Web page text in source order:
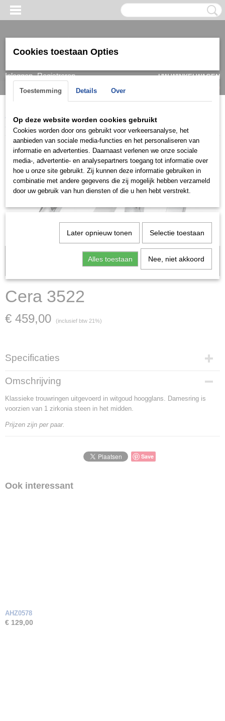
Inloggen Registreren
UW WINKELWAGEN
(0)
Home > > Trouwringen / Wedding Cera collectie
3522
Let op: het kan voorkomen dat het product onlangs in de zaak is
verkocht; in dat geval nemen wij contact met u op.
Cera 3522
€ 459,00 (inclusief btw 21%)
Specificaties
Artikelnummer
Cera 3522
Materiaal
witgoud
Goud Karaat
14 Karaat
Omschrijving
Klassieke trouwringen uitgevoerd in witgoud hoogglans. Damesring is
voorzien van 1 zirkonia steen in het midden.
Prijzen zijn per paar.
Save
Ook interessant
AHZ0578
€ 129,00
Cookies toestaan Opties
Toestemming Details Over
Op deze website worden cookies gebruikt
Cookies worden door ons gebruikt voor verkeersanalyse, het
aanbieden van sociale media-functies en het personaliseren van
informatie en advertenties. Daarnaast verlenen we onze sociale
media-, advertentie- en analysepartners toegang tot informatie over
hoe u onze site gebruikt. Zij kunnen deze informatie gebruiken in
combinatie met andere gegevens die zij mogelijk hebben verzameld
door uw gebruik van hun diensten of die u hen hebt verstrekt.
Later opnieuw tonen Selectie toestaan
Alles toestaan Nee, niet akkoord